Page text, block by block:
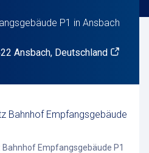
P1 in Ansbach
Ansbach, Deutschland
Bahnhof Empfangsgebäude
Bahnhof Empfangsgebäude P1